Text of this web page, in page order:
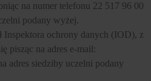
na numer telefonu 22 517 96 00
podany wyżej.
Inspektora ochrony danych (IOD), z
pisząc na adres e-mail:
adres siedziby uczelni podany